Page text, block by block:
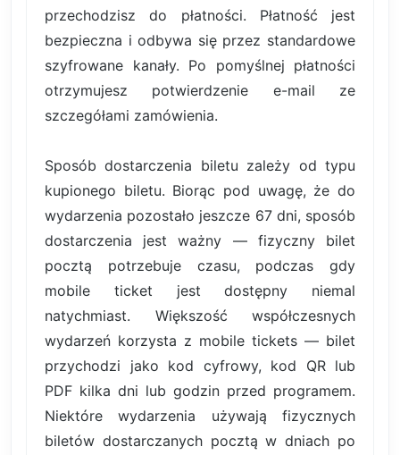
przechodzisz do płatności. Płatność jest
bezpieczna i odbywa się przez standardowe
szyfrowane kanały. Po pomyślnej płatności
otrzymujesz potwierdzenie e-mail ze
szczegółami zamówienia.
Sposób dostarczenia biletu zależy od typu
kupionego biletu. Biorąc pod uwagę, że do
wydarzenia pozostało jeszcze 67 dni, sposób
dostarczenia jest ważny — fizyczny bilet
pocztą potrzebuje czasu, podczas gdy
mobile ticket jest dostępny niemal
natychmiast. Większość współczesnych
wydarzeń korzysta z mobile tickets — bilet
przychodzi jako kod cyfrowy, kod QR lub
PDF kilka dni lub godzin przed programem.
Niektóre wydarzenia używają fizycznych
biletów dostarczanych pocztą w dniach po